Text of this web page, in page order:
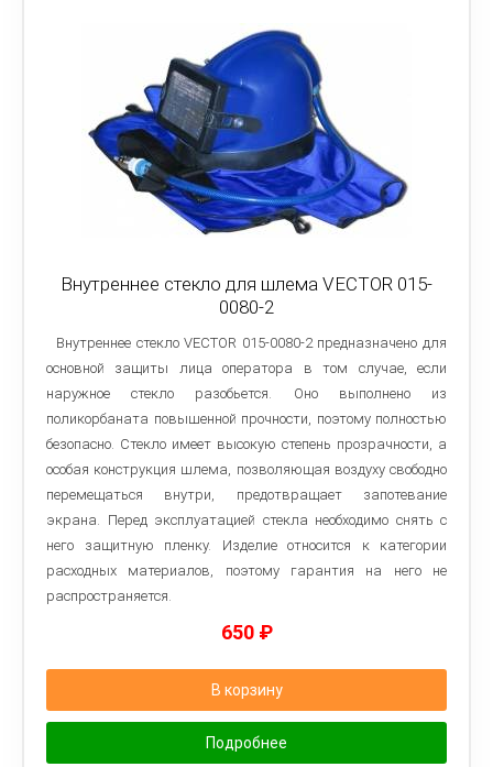
Внутреннее стекло для шлема VECTOR 015-
0080-2
Внутреннее стекло VECTOR 015-0080-2 предназначено для
основной защиты лица оператора в том случае, если
наружное стекло разобьется. Оно выполнено из
поликорбаната повышенной прочности, поэтому полностью
безопасно. Стекло имеет высокую степень прозрачности, а
особая конструкция шлема, позволяющая воздуху свободно
перемещаться внутри, предотвращает запотевание
экрана. Перед эксплуатацией стекла необходимо снять с
него защитную пленку. Изделие относится к категории
расходных материалов, поэтому гарантия на него не
распространяется.
650 ₽
В корзину
Подробнее